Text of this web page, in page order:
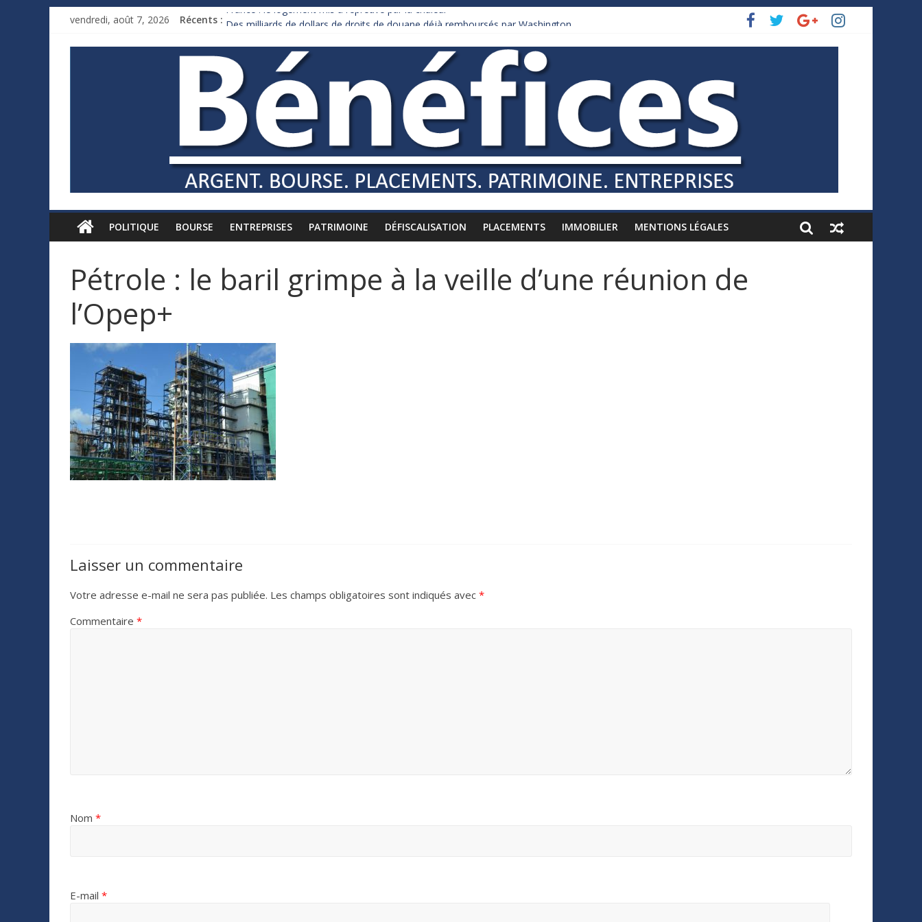
vendredi, août 7, 2026 Récents : France : le logement mis à l’épreuve par la chaleur
Royaume-Uni : Andy Burnham recule sur l’impôt
Xavier Niel, le milliardaire qui ne touche presque rien
Ruée des fortunes russes vers l’étranger
POLITIQUE BOURSE ENTREPRISES PATRIMOINE DÉFISCALISATION PLACEMENTS IMMOBILIER MENTIONS LÉGALES
Pétrole : le baril grimpe à la veille d’une réunion de
l’Opep+
Laisser un commentaire
Votre adresse e-mail ne sera pas publiée. Les champs obligatoires sont indiqués avec *
Commentaire *
Nom *
E-mail *